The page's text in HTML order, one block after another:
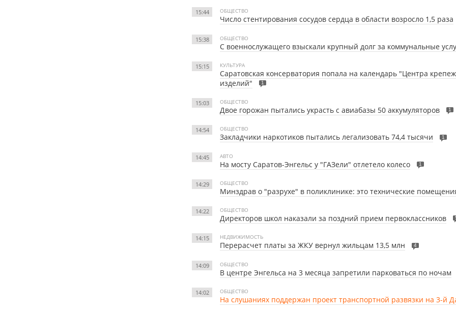
15:44 ОБЩЕСТВО
Число стентирования сосудов сердца в области возросло 1,5 раза
15:38 ОБЩЕСТВО
С военнослужащего взыскали крупный долг за коммунальные
15:15 КУЛЬТУРА
Саратовская консерватория попала на календарь "Центра
изделий"
1
15:03 ОБЩЕСТВО
Двое горожан пытались украсть с авиабазы 50 аккумуляторов 1
14:54 ОБЩЕСТВО
Закладчики наркотиков пытались легализовать 74,4 тысячи 1
14:45 АВТО
На мосту Саратов-Энгельс у "ГАЗели" отлетело колесо 1
14:29 ОБЩЕСТВО
Минздрав о "разрухе" в поликлинике: это технические
14:22 ОБЩЕСТВО
Директоров школ наказали за поздний прием первоклассников
14:15 НЕДВИЖИМОСТЬ
Перерасчет платы за ЖКУ вернул жильцам 13,5 млн 4
14:09 ОБЩЕСТВО
В центре Энгельса на 3 месяца запретили парковаться по ночам
14:02 ОБЩЕСТВО
На слушаниях поддержан проект транспортной развязки на 3-й